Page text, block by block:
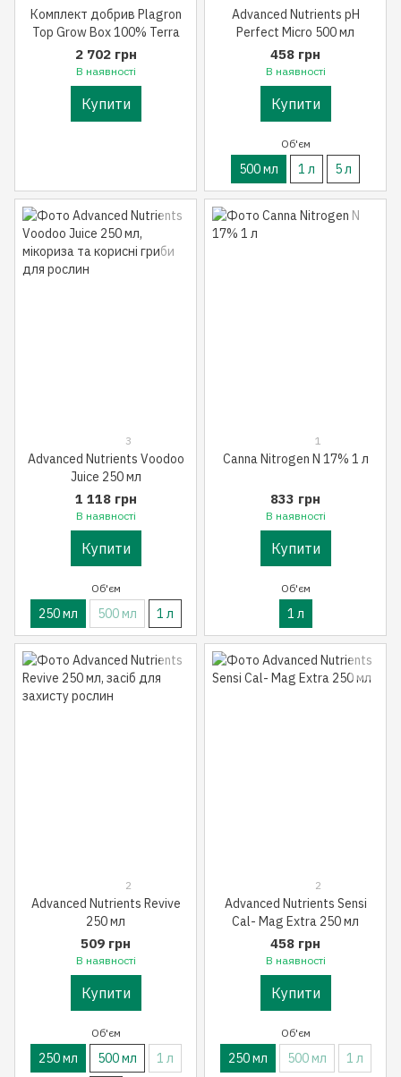
Комплект добрив Plagron
Top Grow Box 100% Terra
2 702 грн
В наявності
Купити
Advanced Nutrients pH
Perfect Micro 500 мл
458 грн
В наявності
Купити
Об'єм
500 мл 1 л 5 л
3
Advanced Nutrients Voodoo
Juice 250 мл
1 118 грн
В наявності
Купити
Об'єм
250 мл 500 мл 1 л
1
Canna Nitrogen N 17% 1 л
833 грн
В наявності
Купити
Об'єм
1 л
2
Advanced Nutrients Revive
250 мл
509 грн
В наявності
Купити
Об'єм
250 мл 500 мл
1 л
2
Advanced Nutrients Sensi
Cal- Mag Extra 250 мл
458 грн
В наявності
Купити
Об'єм
250 мл 500 мл 1 л